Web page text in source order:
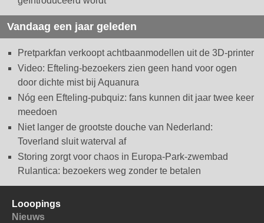
Vandaag een jaar geleden
Pretparkfan verkoopt achtbaanmodellen uit de 3D-printer
Video: Efteling-bezoekers zien geen hand voor ogen
door dichte mist bij Aquanura
Nóg een Efteling-pubquiz: fans kunnen dit jaar twee keer
meedoen
Niet langer de grootste douche van Nederland:
Toverland sluit waterval af
Storing zorgt voor chaos in Europa-Park-zwembad
Rulantica: bezoekers weg zonder te betalen
Looopings
Nieuws